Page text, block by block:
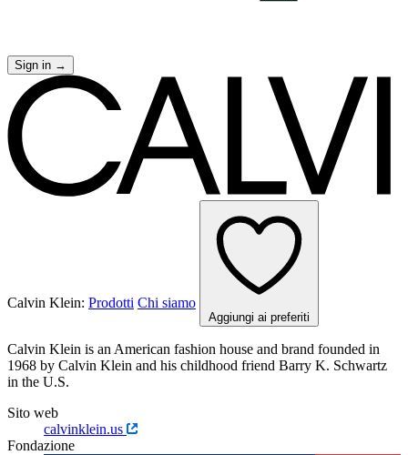
Sign in →
Calvin Klein: Prodotti Chi siamo
Aggiungi ai preferiti
Calvin Klein is an American fashion house and brand founded in
1968 by Calvin Klein and his childhood friend Barry K. Schwartz
in the U.S.
Sito web
calvinklein.us
Fondazione